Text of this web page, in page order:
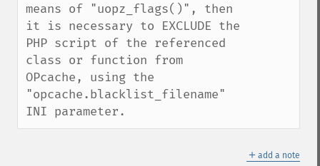
means of "uopz_flags()", then
it is necessary to EXCLUDE the
PHP script of the referenced
class or function from
OPcache, using the
"opcache.blacklist_filename"
INI parameter.
＋ add a note